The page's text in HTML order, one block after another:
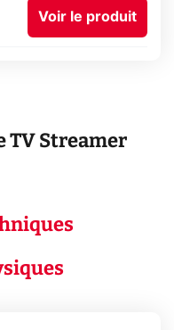
Voir le produit
TV Streamer